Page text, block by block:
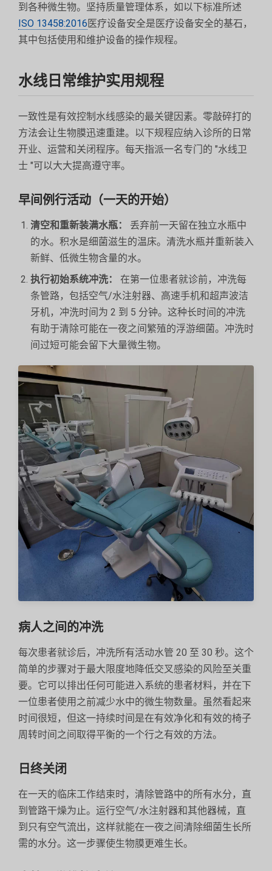
到各种微生物。坚持质量管理体系，如以下标准所述
ISO 13458:2016医疗设备安全是医疗设备安全的基石，
其中包括使用和维护设备的操作规程。
水线日常维护实用规程
一致性是有效控制水线感染的最关键因素。零敲碎打的
方法会让生物膜迅速重建。以下规程应纳入诊所的日常
开业、运营和关闭程序。每天指派一名专门的 "水线卫
士 "可以大大提高遵守率。
早间例行活动（一天的开始）
清空和重新装满水瓶：
丢弃前一天留在独立水瓶中
的水。积水是细菌滋生的温床。清洗水瓶并重新装入
新鲜、低微生物含量的水。
执行初始系统冲洗：
在第一位患者就诊前，冲洗每
条管路，包括空气/水注射器、高速手机和超声波洁
牙机，冲洗时间为 2 到 5 分钟。这种长时间的冲洗
有助于清除可能在一夜之间繁殖的浮游细菌。冲洗时
间过短可能会留下大量微生物。
病人之间的冲洗
每次患者就诊后，冲洗所有活动水管 20 至 30 秒。这个
简单的步骤对于最大限度地降低交叉感染的风险至关重
要。它可以排出任何可能进入系统的患者材料，并在下
一位患者使用之前减少水中的微生物数量。虽然看起来
时间很短，但这一持续时间是在有效净化和有效的椅子
周转时间之间取得平衡的一个行之有效的方法。
日终关闭
在一天的临床工作结束时，清除管路中的所有水分，直
到管路干燥为止。运行空气/水注射器和其他器械，直
到只有空气流出，这样就能在一夜之间清除细菌生长所
需的水分。这一步骤使生物膜更难生长。